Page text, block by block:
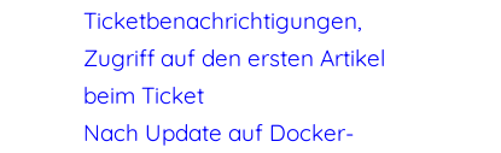
Ticketbenachrichtigungen,
Zugriff auf den ersten Artikel
beim Ticket
Nach Update auf Docker-